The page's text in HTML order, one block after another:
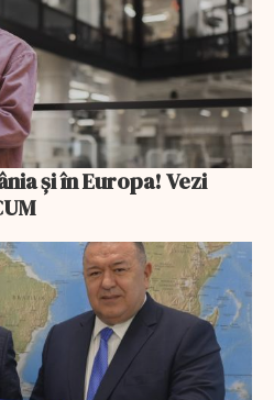
și în Europa! Vezi